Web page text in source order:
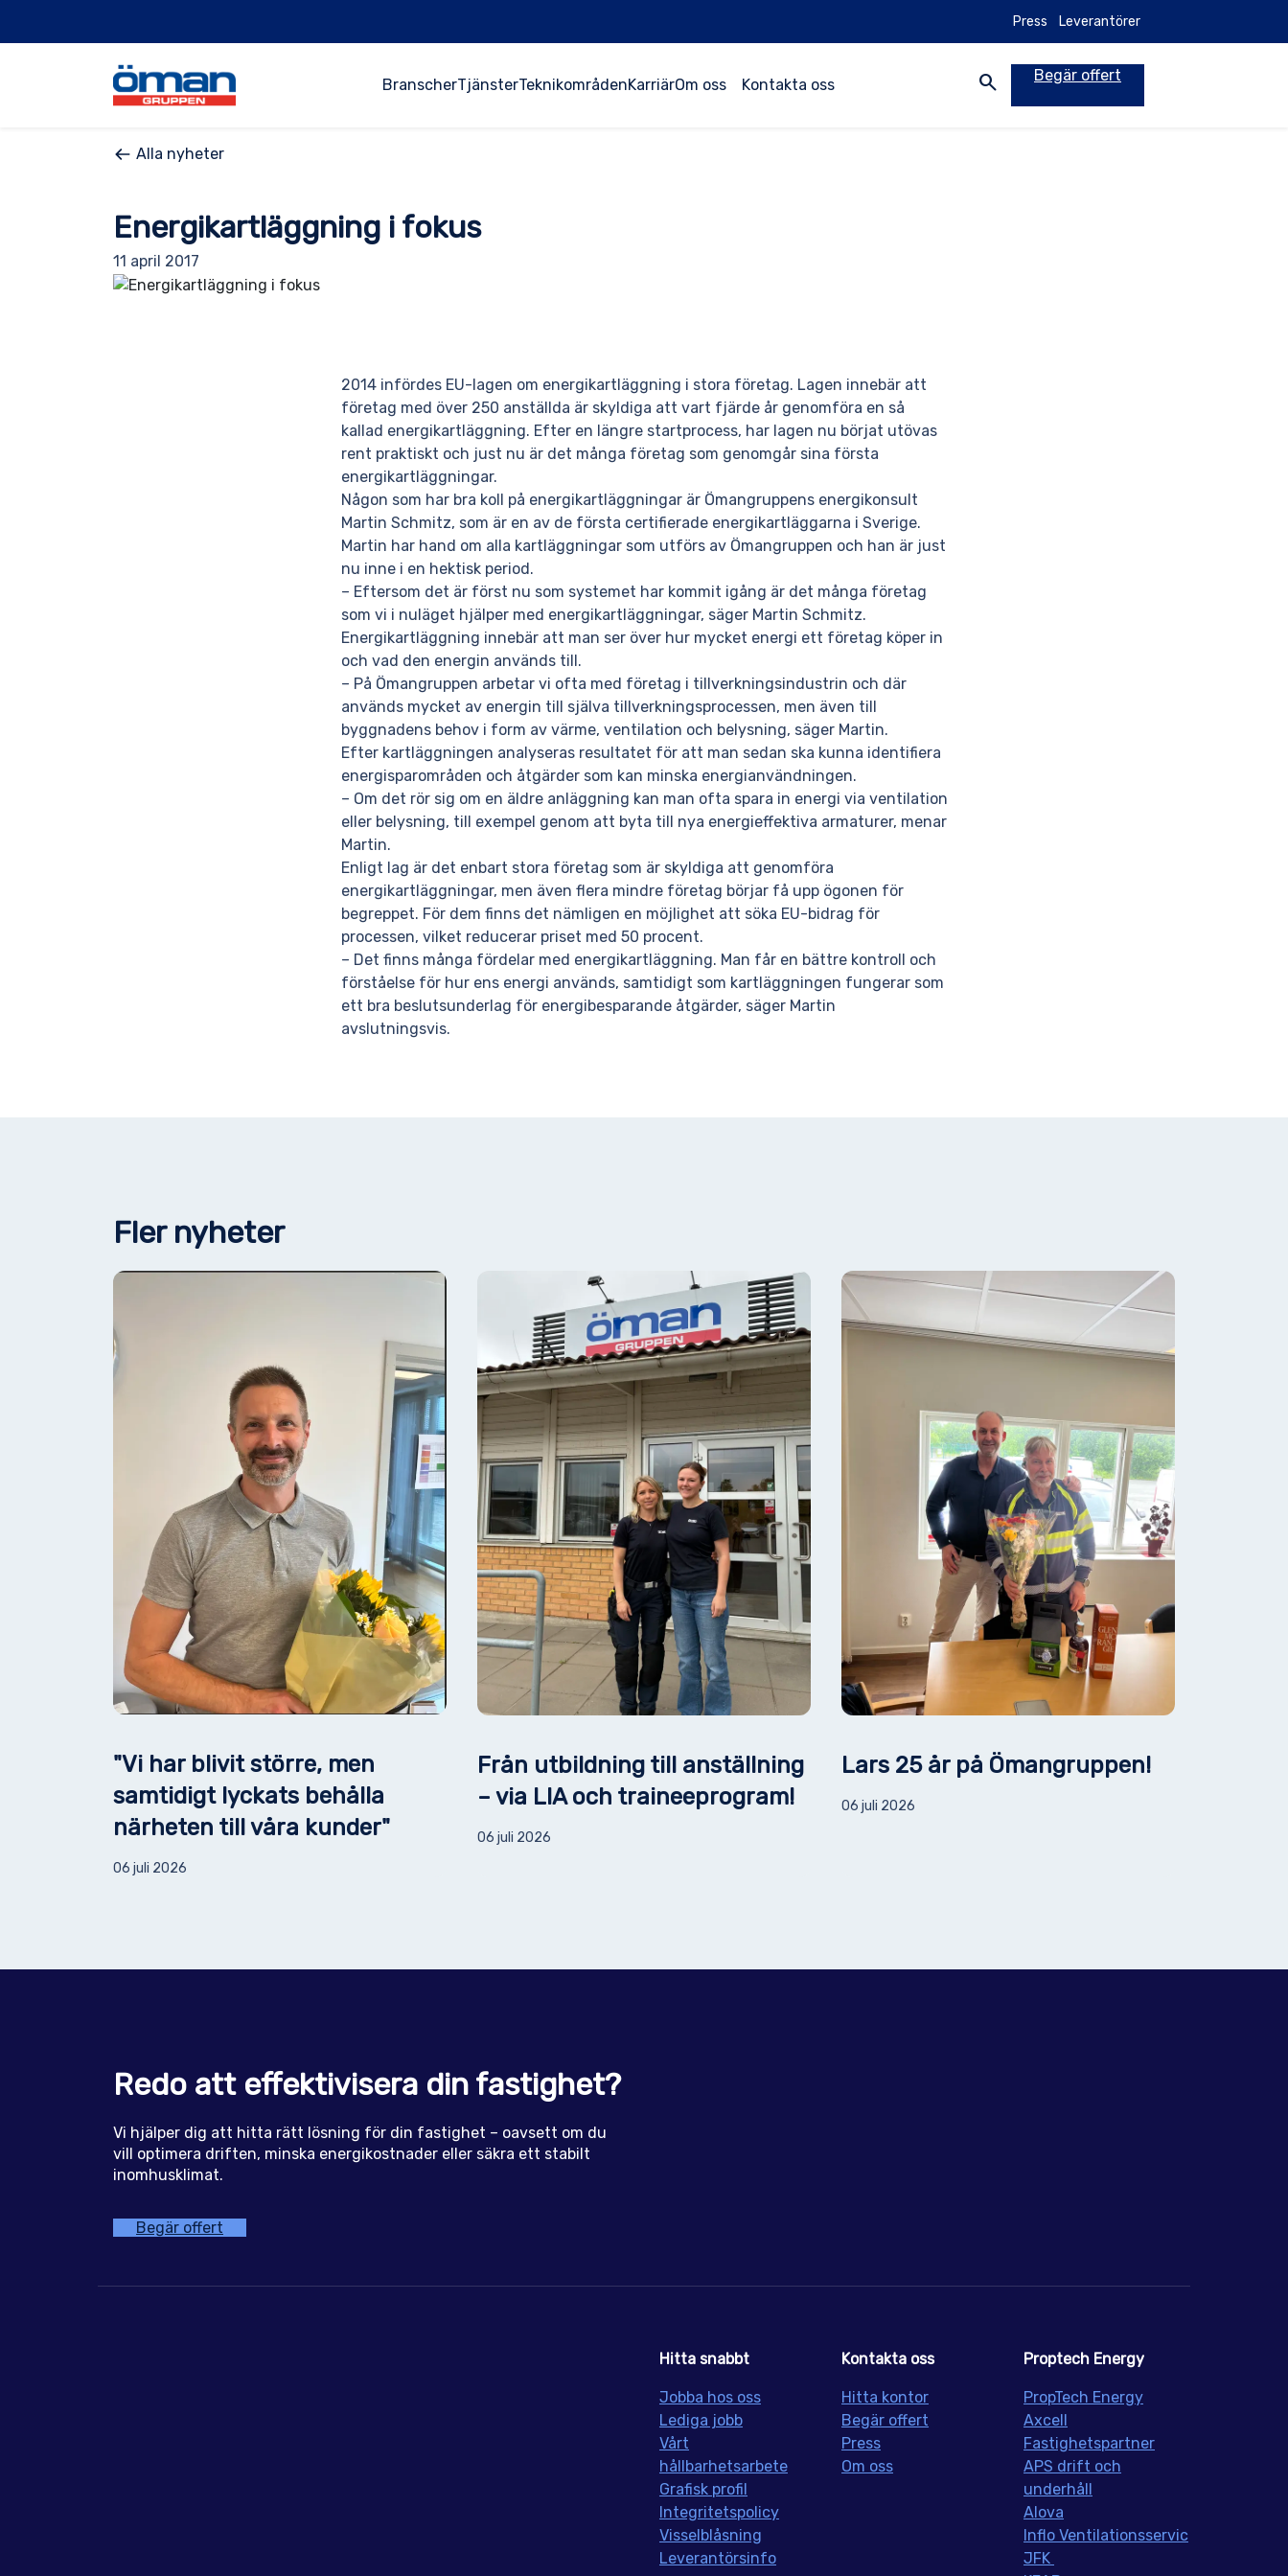
Press Leverantörer
BranscherTjänsterTeknikområdenKarriärOm oss Kontakta oss search Begär offert
Alla nyheter
Energikartläggning i fokus
11 april 2017
2014 infördes EU-lagen om energikartläggning i stora företag. Lagen innebär att
företag med över 250 anställda är skyldiga att vart fjärde år genomföra en så
kallad energikartläggning. Efter en längre startprocess, har lagen nu börjat utövas
rent praktiskt och just nu är det många företag som genomgår sina första
energikartläggningar.
Någon som har bra koll på energikartläggningar är Ömangruppens energikonsult
Martin Schmitz, som är en av de första certifierade energikartläggarna i Sverige.
Martin har hand om alla kartläggningar som utförs av Ömangruppen och han är just
nu inne i en hektisk period.
– Eftersom det är först nu som systemet har kommit igång är det många företag
som vi i nuläget hjälper med energikartläggningar, säger Martin Schmitz.
Energikartläggning innebär att man ser över hur mycket energi ett företag köper in
och vad den energin används till.
– På Ömangruppen arbetar vi ofta med företag i tillverkningsindustrin och där
används mycket av energin till själva tillverkningsprocessen, men även till
byggnadens behov i form av värme, ventilation och belysning, säger Martin.
Efter kartläggningen analyseras resultatet för att man sedan ska kunna identifiera
energisparområden och åtgärder som kan minska energianvändningen.
– Om det rör sig om en äldre anläggning kan man ofta spara in energi via ventilation
eller belysning, till exempel genom att byta till nya energieffektiva armaturer, menar
Martin.
Enligt lag är det enbart stora företag som är skyldiga att genomföra
energikartläggningar, men även flera mindre företag börjar få upp ögonen för
begreppet. För dem finns det nämligen en möjlighet att söka EU-bidrag för
processen, vilket reducerar priset med 50 procent.
– Det finns många fördelar med energikartläggning. Man får en bättre kontroll och
förståelse för hur ens energi används, samtidigt som kartläggningen fungerar som
ett bra beslutsunderlag för energibesparande åtgärder, säger Martin
avslutningsvis.
Fler nyheter
"Vi har blivit större, men
samtidigt lyckats behålla
närheten till våra kunder"
06 juli 2026
Från utbildning till anställning
– via LIA och traineeprogram!
06 juli 2026
Lars 25 år på Ömangruppen!
06 juli 2026
Redo att effektivisera din fastighet?
Vi hjälper dig att hitta rätt lösning för din fastighet – oavsett om du
vill optimera driften, minska energikostnader eller säkra ett stabilt
inomhusklimat.
Begär offert
Hitta snabbt
Jobba hos oss
Lediga jobb
Vårt
hållbarhetsarbete
Grafisk profil
Integritetspolicy
Visselblåsning
Leverantörsinfo
Kontakta oss
Hitta kontor
Begär offert
Press
Om oss
Proptech Energy
PropTech Energy
Axcell
Fastighetspartner
APS drift och
underhåll
Alova
Inflo Ventilationsservic
JFK